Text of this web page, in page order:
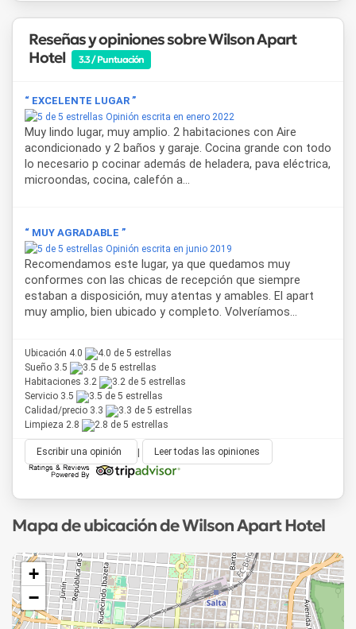
comerciales, esteapart hotel en Saltapermite recorrer
fácilmente el casco histórico, museos, restaurantes y
una alternativa destacada para quienes buscan un
alojamiento en Salta
y servicios de calidad.
Reseñas y opiniones sobre Wilson Apart
Hotel
3.3 / Puntuación
“ EXCELENTE LUGAR ”
Opinión escrita en enero 2022
Muy lindo lugar, muy amplio. 2 habitaciones con Aire
acondicionado y 2 baños y garaje. Cocina grande con todo
lo necesario p cocinar además de heladera, pava eléctrica,
microondas, cocina, calefón a...
“ MUY AGRADABLE ”
Opinión escrita en junio 2019
Recomendamos este lugar, ya que quedamos muy
conformes con las chicas de recepción que siempre
estaban a disposición, muy atentas y amables. El apart
muy amplio, bien ubicado y completo. Volveríamos...
Ubicación 4.0
Sueño 3.5
Habitaciones 3.2
Servicio 3.5
Calidad/precio 3.3
Limpieza 2.8
Escribir una opinión | Leer todas las opiniones
Mapa de ubicación de Wilson Apart Hotel
+
−